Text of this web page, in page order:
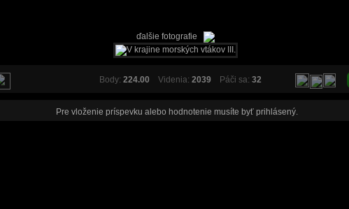
ďalšie fotografie
Body: 224.00 Videnia: 2039 Páči sa: 32
Pre vloženie príspevku alebo hodnotenie musíte byť prihlásený.